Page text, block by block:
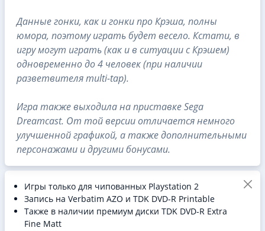
Данные гонки, как и гонки про Крэша, полны
юмора, поэтому играть будет весело. Кстати, в
игру могут играть (как и в ситуации с Крэшем)
одновременно до 4 человек (при наличии
разветвителя multi-tap).
Игра также выходила на приставке Sega
Dreamcast. От той версии отличается немного
улучшенной графикой, а также дополнительными
персонажами и другими бонусами.
Игры только для чипованных Playstation 2
Запись на Verbatim AZO и TDK DVD-R Printable
Также в наличии премиум диски TDK DVD-R Extra
Fine Matt